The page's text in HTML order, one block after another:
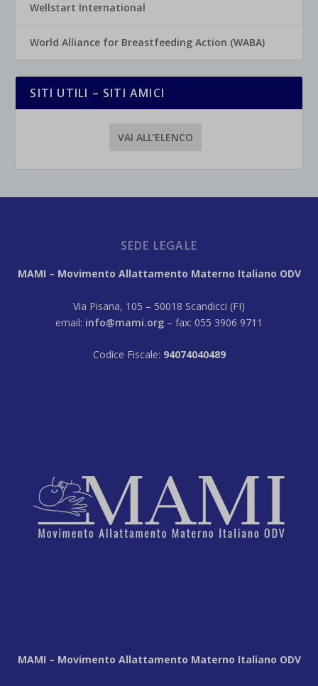
Wellstart International
World Alliance for Breastfeeding Action (WABA)
SITI UTILI – SITI AMICI
VAI ALL’ELENCO
SEDE LEGALE
MAMI – Movimento Allattamento Materno Italiano ODV
Via Pisana, 105 – 50018 Scandicci (FI)
email: info@mami.org – fax: 055 3906 9711
Codice Fiscale: 94074040489
MAMI – Movimento Allattamento Materno Italiano ODV